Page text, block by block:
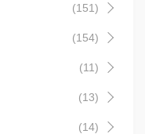
(151)
(154)
(11)
(13)
(14)